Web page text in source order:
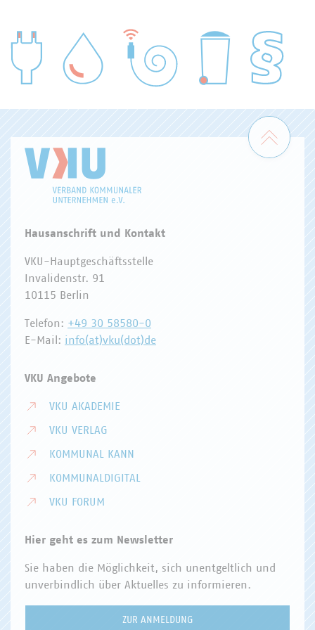
WASSER/ABWASSER
Zum
Hausanschrift und Kontakt
VKU-Hauptgeschäftsstelle
Invalidenstr. 91
10115 Berlin
Telefon: +49 30 58580-0
E-Mail: info(at)vku(dot)de
VKU Angebote
VKU AKADEMIE
VKU VERLAG
KOMMUNAL KANN
KOMMUNALDIGITAL
VKU FORUM
Hier geht es zum Newsletter
Sie haben die Möglichkeit, sich unentgeltlich und
unverbindlich über Aktuelles zu informieren.
ZUR ANMELDUNG